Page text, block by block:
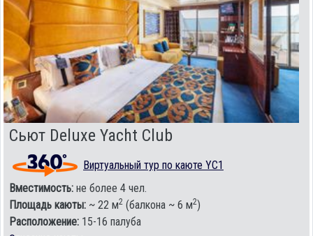
Сьют Deluxe Yacht Club
Виртуальный тур по каюте YC1
Вместимость: не более 4 чел.
Площадь каюты: ~ 22 м2 (балкона ~ 6 м2)
Расположение: 15-16 палуба